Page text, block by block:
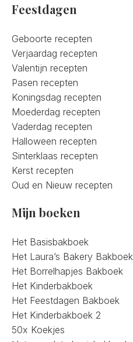
Feestdagen
Geboorte recepten
Verjaardag recepten
Valentijn recepten
Pasen recepten
Koningsdag recepten
Moederdag recepten
Vaderdag recepten
Halloween recepten
Sinterklaas recepten
Kerst recepten
Oud en Nieuw recepten
Mijn boeken
Het Basisbakboek
Het Laura’s Bakery Bakboek
Het Borrelhapjes Bakboek
Het Kinderbakboek
Het Feestdagen Bakboek
Het Kinderbakboek 2
50x Koekjes